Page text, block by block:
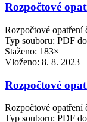
Rozpočtové
Rozpočtové opatření
Typ souboru: PDF
Staženo: 183×
Vloženo: 8. 8. 2023
Rozpočtové
Rozpočtové opatření
Typ souboru: PDF